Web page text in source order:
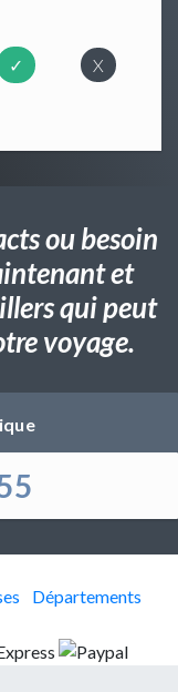
✓ X
ou besoin
et
qui peut
voyage.
Départements